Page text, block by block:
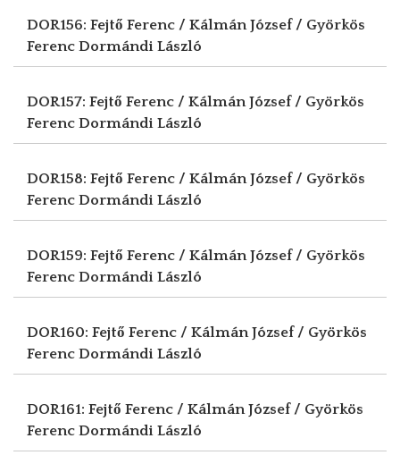
DOR156: Fejtő Ferenc / Kálmán József / Györkös
Ferenc Dormándi László
DOR157: Fejtő Ferenc / Kálmán József / Györkös
Ferenc Dormándi László
DOR158: Fejtő Ferenc / Kálmán József / Györkös
Ferenc Dormándi László
DOR159: Fejtő Ferenc / Kálmán József / Györkös
Ferenc Dormándi László
DOR160: Fejtő Ferenc / Kálmán József / Györkös
Ferenc Dormándi László
DOR161: Fejtő Ferenc / Kálmán József / Györkös
Ferenc Dormándi László